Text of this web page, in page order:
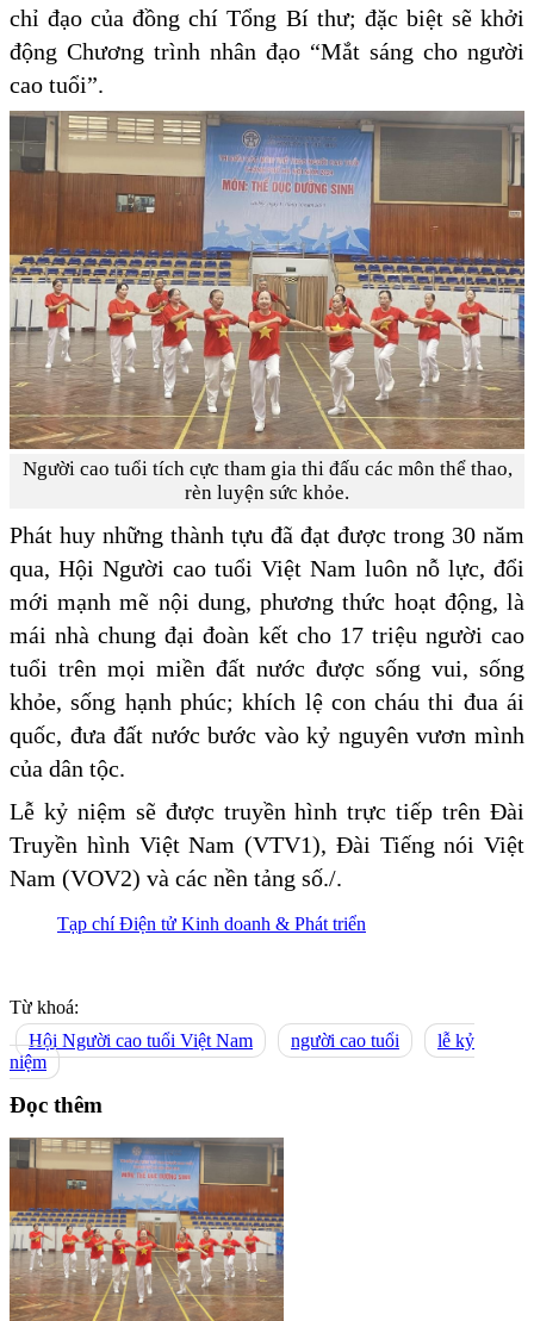
chỉ đạo của đồng chí Tổng Bí thư; đặc biệt sẽ khởi
động Chương trình nhân đạo “Mắt sáng cho người
cao tuổi”.
Người cao tuổi tích cực tham gia thi đấu các môn thể thao,
rèn luyện sức khỏe.
Phát huy những thành tựu đã đạt được trong 30 năm
qua, Hội Người cao tuổi Việt Nam luôn nỗ lực, đổi
mới mạnh mẽ nội dung, phương thức hoạt động, là
mái nhà chung đại đoàn kết cho 17 triệu người cao
tuổi trên mọi miền đất nước được sống vui, sống
khỏe, sống hạnh phúc; khích lệ con cháu thi đua ái
quốc, đưa đất nước bước vào kỷ nguyên vươn mình
của dân tộc.
Lễ kỷ niệm sẽ được truyền hình trực tiếp trên Đài
Truyền hình Việt Nam (VTV1), Đài Tiếng nói Việt
Nam (VOV2) và các nền tảng số./.
Tạp chí Điện tử Kinh doanh & Phát triển
Từ khoá:
Hội Người cao tuổi Việt Nam
người cao tuổi
lễ kỷ
niệm
Đọc thêm